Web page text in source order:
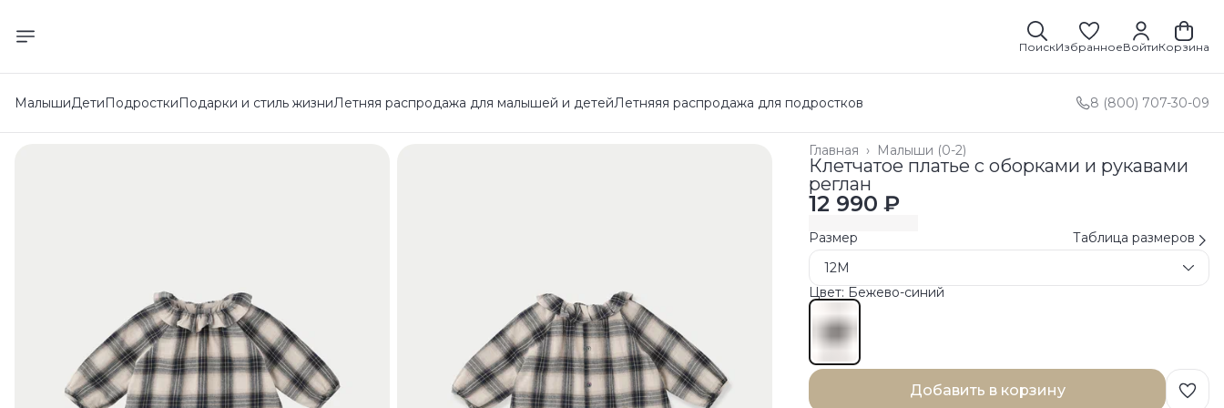
ПоискИзбранноеВойтиКорзина
МалышиДетиПодросткиПодарки и стиль жизниЛетняя распродажа для малышей и детейЛетняяя распродажа для подростков 8 (800) 707-30-09
Малыши (0-2)
Главная ›
Клетчатое платье с оборками и рукавами
реглан
12 990 ₽
Размер
Таблица размеров
12M
Цвет: Бежево-синий
Добавить в корзину